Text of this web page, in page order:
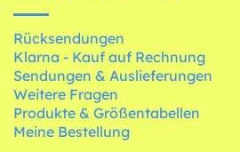
Rücksendungen
Klarna - Kauf auf Rechnung
Sendungen & Auslieferungen
Weitere Fragen
Produkte & Größentabellen
Meine Bestellung